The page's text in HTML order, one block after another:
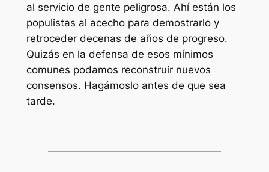
al servicio de gente peligrosa. Ahí están los
populistas al acecho para demostrarlo y
retroceder decenas de años de progreso.
Quizás en la defensa de esos mínimos
comunes podamos reconstruir nuevos
consensos. Hagámoslo antes de que sea
tarde.